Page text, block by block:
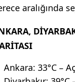
aralığında
Ankara: 33°C –